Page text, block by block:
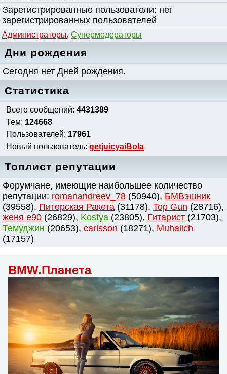
Зарегистрированные пользователи: нет
зарегистрированных пользователей
Администраторы, Супермодераторы
Дни рождения
Сегодня нет Дней рождения.
Статистика
Всего сообщений: 4431389
Тем: 124668
Пользователей: 17961
Новый пользователь: getjuicyaiBola
Топлист репутации
Форумчане, имеющие наибольшее количество
репутации: romanandreev_78 (50940), БМВэшник
(39558), Питерская Ракета (31178), Top Gun (28716),
женя e90 (26829), Kostya (23805), Гитарист (21703),
Темуджин (20653), сarlsson (18271), Muhalich
(17157)
BMW.Планета